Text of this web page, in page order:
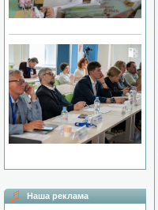
Наша реклама